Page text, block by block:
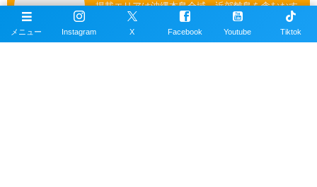
掲載エリアは沖縄本島全域、近郊離島を含むおす
すめの約100ヶ所以上のダイビングポイント。
メニュー Instagram X Facebook Youtube Tiktok